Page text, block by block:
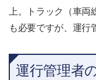
上。トラック（車
も必要ですが、運行
運行管理者